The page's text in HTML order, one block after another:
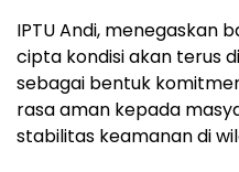
IPTU Andi, menegaskan
cipta kondisi akan terus
sebagai bentuk
rasa aman kepada
stabilitas keamanan di